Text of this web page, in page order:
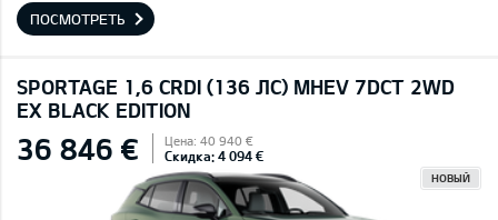
ПОСМОТРЕТЬ
SPORTAGE 1,6 CRDI (136 ЛС) MHEV 7DCT 2WD
EX BLACK EDITION
36 846 € Цена: 40 940 €
Скидка: 4 094 €
НОВЫЙ